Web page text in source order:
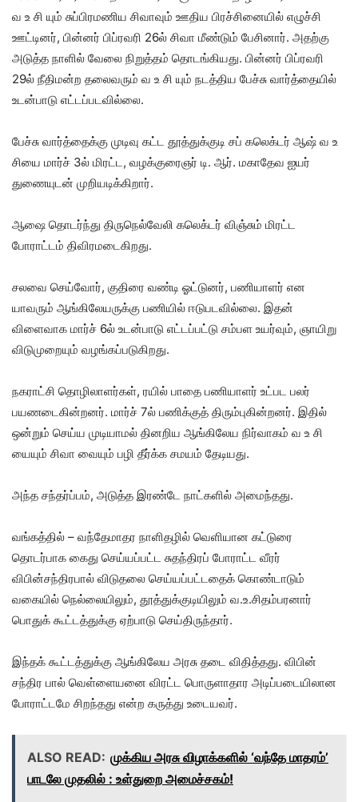
வ உ சி யும் சுப்பிரமணிய சிவாவும் ஊதிய பிரச்சினையில் எழுச்சி
ஊட்டினர், பின்னர் பிப்ரவரி 26ல் சிவா மீண்டும் பேசினார். அதற்கு
அடுத்த நாளில் வேலை நிறுத்தம் தொடங்கியது. பின்னர் பிப்ரவரி
29ல் நீதிமன்ற தலைவரும் வ உ சி யும் நடத்திய பேச்சு வார்த்தையில்
உடன்பாடு எட்டப்படவில்லை.
பேச்சு வார்த்தைக்கு முடிவு கட்ட தூத்துக்குடி சப் கலெக்டர் ஆஷ் வ உ
சியை மார்ச் 3ல் மிரட்ட, வழக்குரைஞர் டி. ஆர். மகாதேவ ஐயர்
துணையுடன் முறியடிக்கிறார்.
ஆஷை தொடர்ந்து திருநெல்வேலி கலெக்டர் விஞ்சும் மிரட்ட
போராட்டம் திவிரமடைகிறது.
சலவை செய்வோர், குதிரை வண்டி ஓட்டுனர், பணியாளர் என
யாவரும் ஆங்கிலேயருக்கு பணியில் ஈடுபடவில்லை. இதன்
விளைவாக மார்ச் 6ல் உடன்பாடு எட்டப்பட்டு சம்பள உயர்வும், ஞாயிறு
விடுமுறையும் வழங்கப்படுகிறது.
நகராட்சி தொழிலாளர்கள், ரயில் பாதை பணியாளர் உட்பட பலர்
பயணடைகின்றனர். மார்ச் 7ல் பணிக்குத் திரும்புகின்றனர். இதில்
ஒன்றும் செய்ய முடியாமல் தினறிய ஆங்கிலேய நிர்வாகம் வ உ சி
யையும் சிவா வையும் பழி தீர்க்க சமயம் தேடியது.
அந்த சந்தர்ப்பம், அடுத்த இரண்டே நாட்களில் அமைந்தது.
வங்கத்தில் – வந்தேமாதர நாளிதழில் வெளியான கட்டுரை
தொடர்பாக கைது செய்யப்பட்ட சுதந்திரப் போராட்ட வீரர்
விபின்சந்திரபால் விடுதலை செய்யப்பட்டதைக் கொண்டாடும்
வகையில் நெல்லையிலும், தூத்துக்குடியிலும் வ.உ.சிதம்பரனார்
பொதுக் கூட்டத்துக்கு ஏற்பாடு செய்திருந்தார்.
இந்தக் கூட்டத்துக்கு ஆங்கிலேய அரசு தடை விதித்தது. விபின்
சந்திர பால் வெள்ளையனை விரட்ட பொருளாதார அடிப்படையிலான
போராட்டமே சிறந்தது என்ற கருத்து உடையவர்.
ALSO READ: முக்கிய அரசு விழாக்களில் ‘வந்தே மாதரம்’
பாடலே முதலில் : உள்துறை அமைச்சகம்!